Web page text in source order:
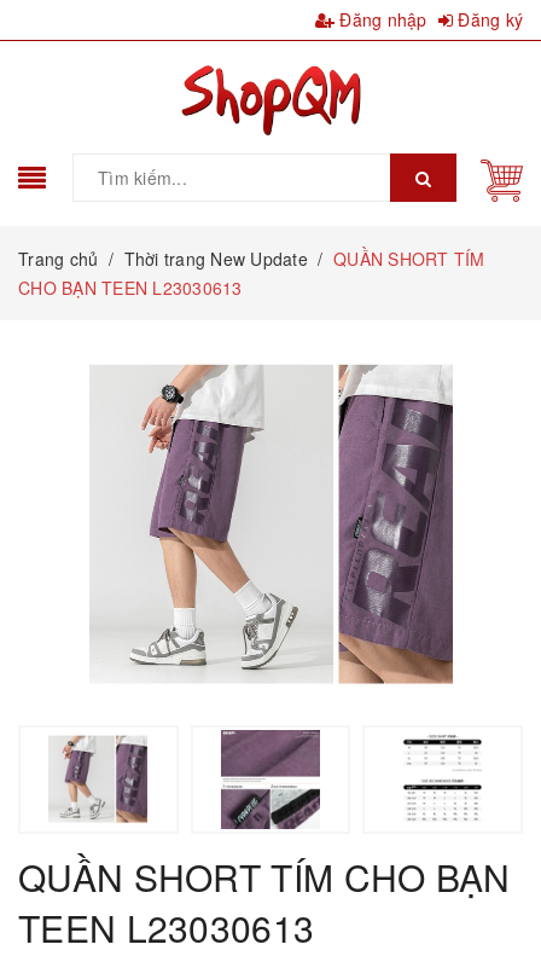
Đăng nhập Đăng ký
Trang chủ / Thời trang New Update / QUẦN SHORT TÍM
CHO BẠN TEEN L23030613
QUẦN SHORT TÍM CHO BẠN
TEEN L23030613